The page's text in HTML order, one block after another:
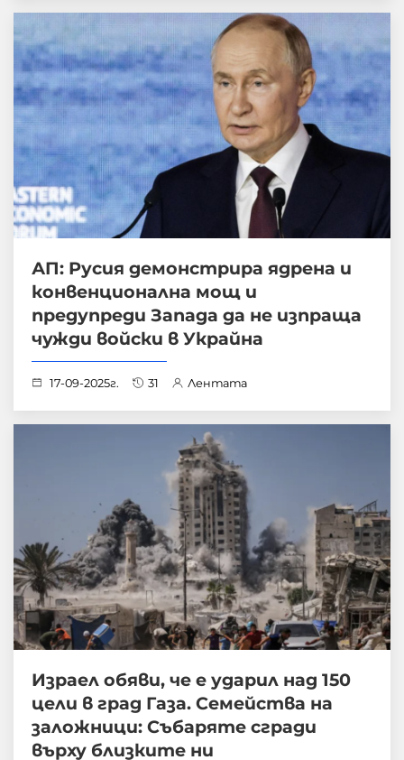
АП: Русия демонстрира ядрена и
конвенционална мощ и
предупреди Запада да не изпраща
чужди войски в Украйна
17-09-2025г. 31 Лентата
Израел обяви, че е ударил над 150
цели в град Газа. Семейства на
заложници: Събаряте сгради
върху близките ни